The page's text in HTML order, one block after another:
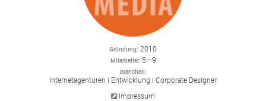
Gründung 2010
Mitarbeiter 5—9
Branchen
Internetagenturen Entwicklung
Corporate Designer
Impressum